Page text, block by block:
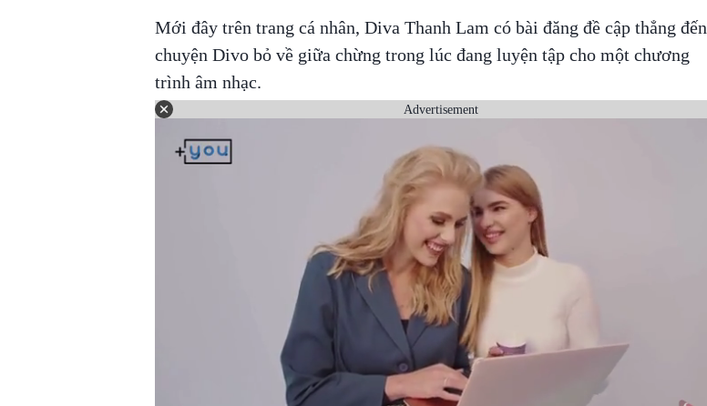
Mới đây trên trang cá nhân, Diva Thanh Lam có bài đăng đề cập thẳng đến
chuyện Divo bỏ về giữa chừng trong lúc đang luyện tập cho một chương
trình âm nhạc.
Advertisement